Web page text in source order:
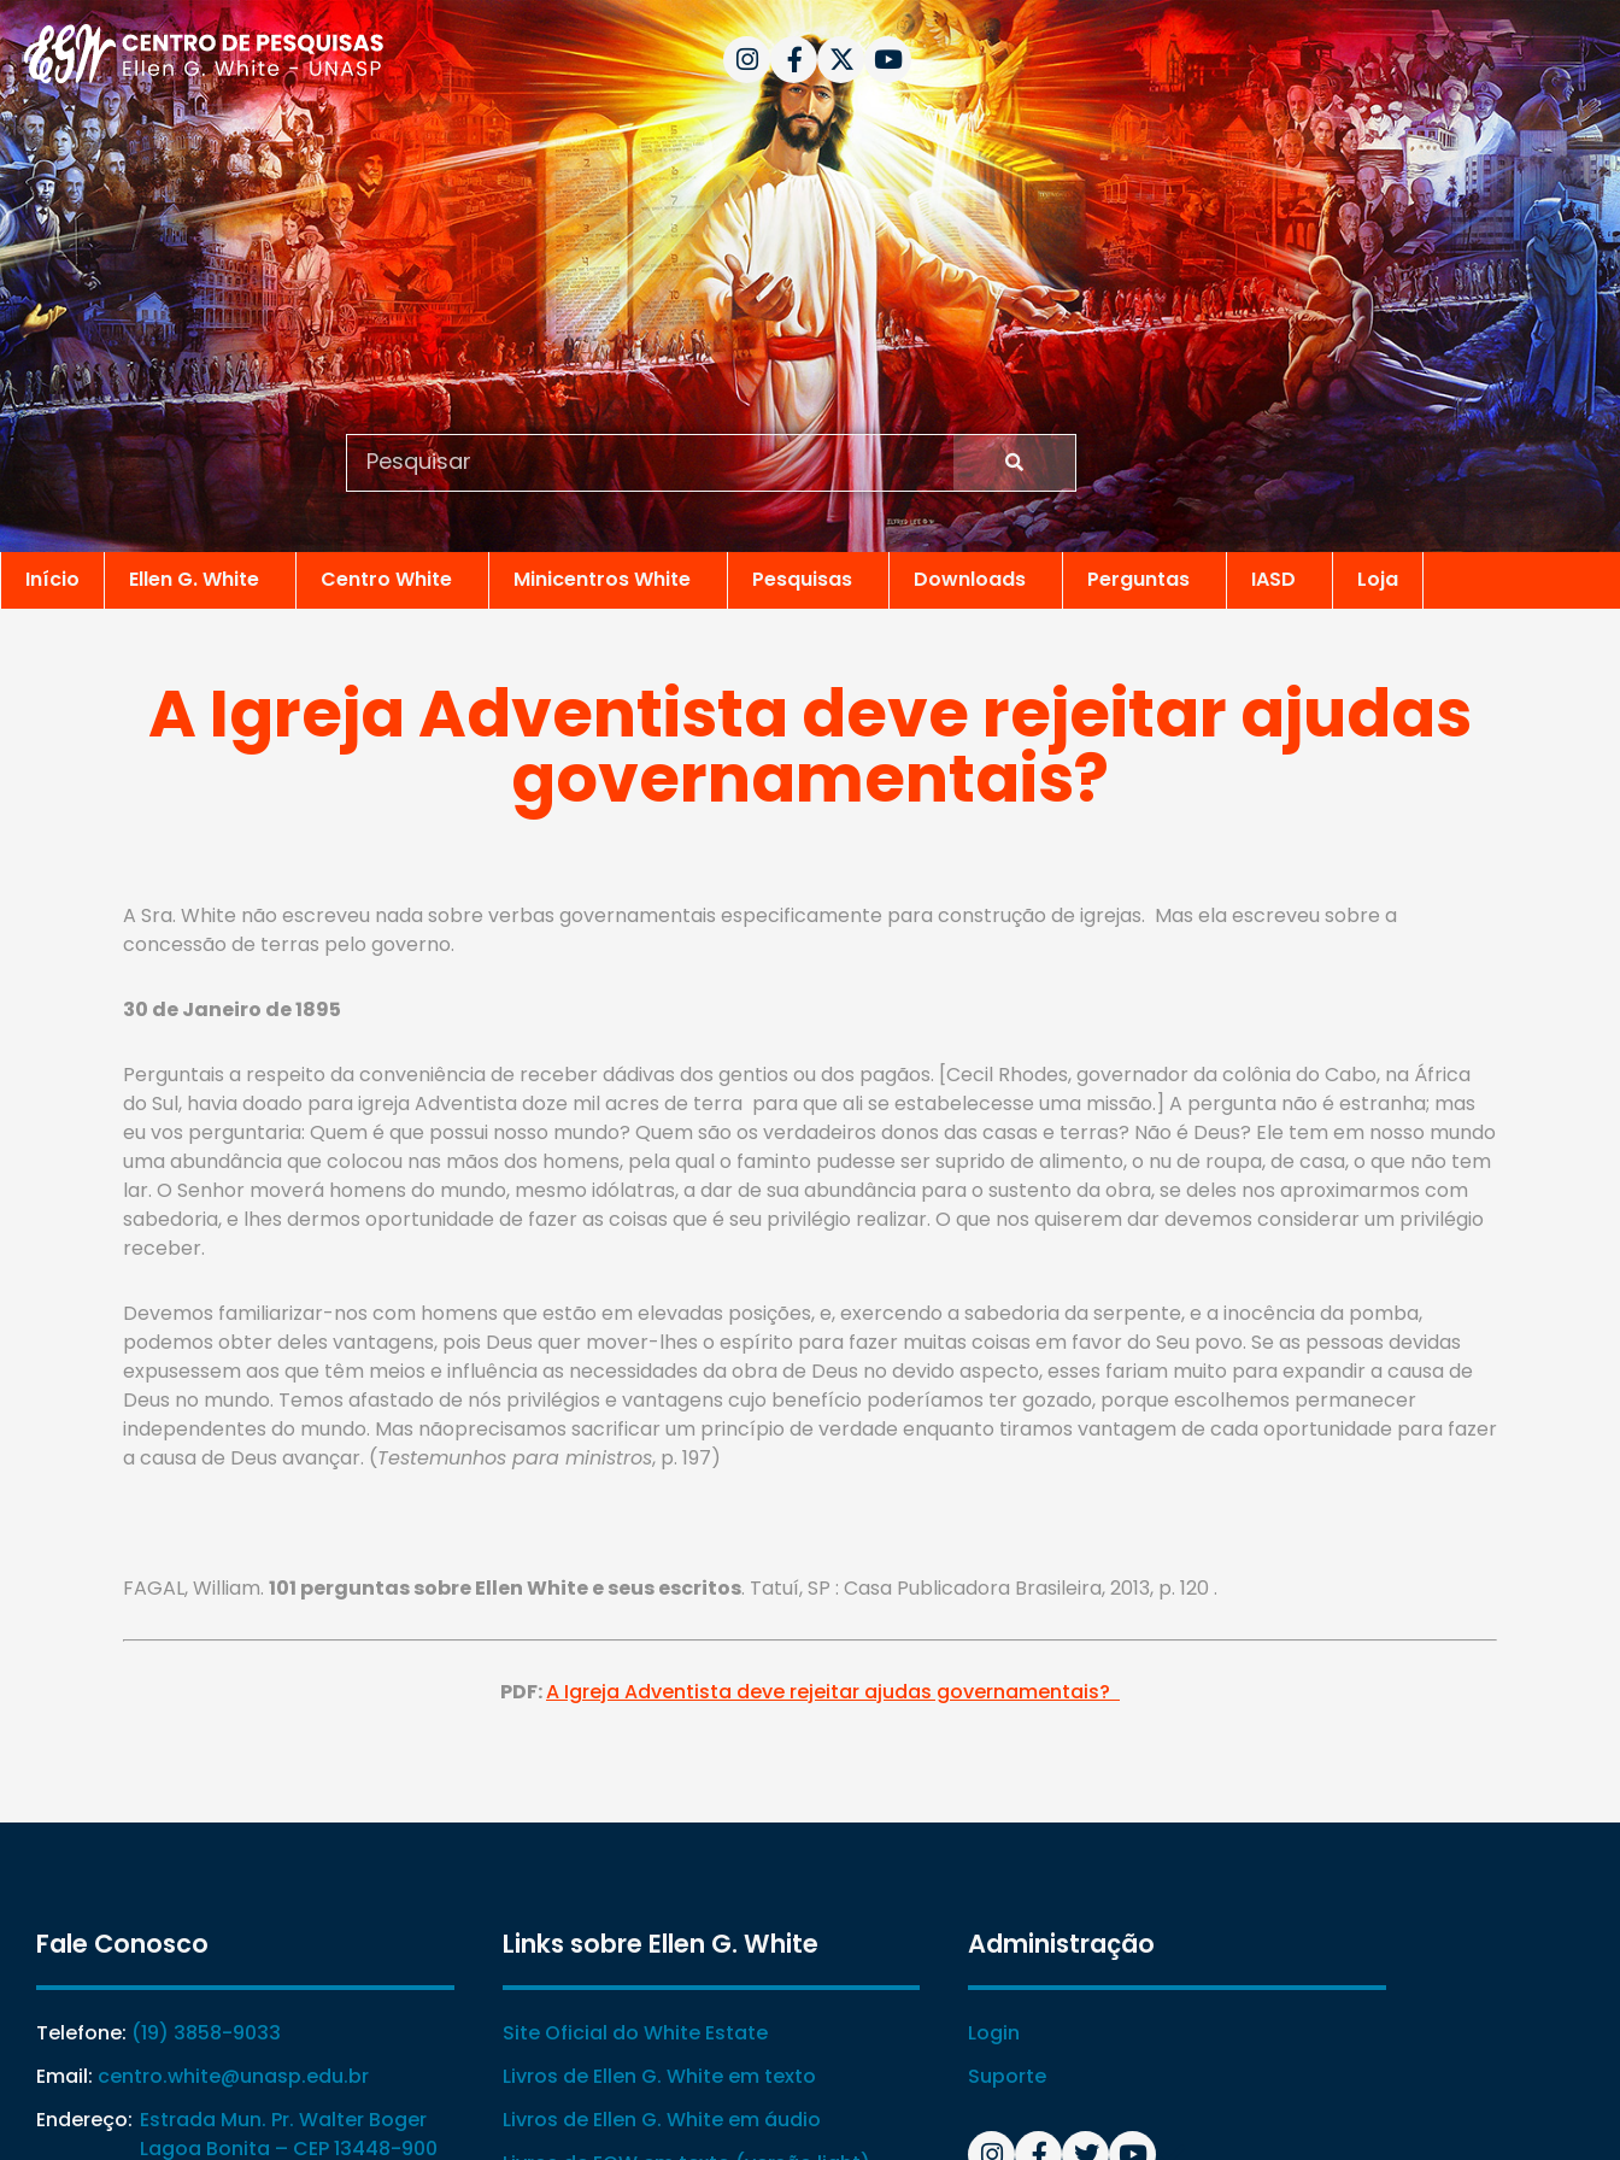
Início Ellen G. White Centro White Minicentros White Pesquisas Downloads Perguntas IASD Loja
A Igreja Adventista deve rejeitar ajudas
governamentais?
A Sra. White não escreveu nada sobre verbas governamentais especificamente para construção de igrejas. Mas ela escreveu sobre a
concessão de terras pelo governo.
30 de Janeiro de 1895
Perguntais a respeito da conveniência de receber dádivas dos gentios ou dos pagãos. [Cecil Rhodes, governador da colônia do Cabo, na África
do Sul, havia doado para igreja Adventista doze mil acres de terra para que ali se estabelecesse uma missão.] A pergunta não é estranha; mas
eu vos perguntaria: Quem é que possui nosso mundo? Quem são os verdadeiros donos das casas e terras? Não é Deus? Ele tem em nosso mundo
uma abundância que colocou nas mãos dos homens, pela qual o faminto pudesse ser suprido de alimento, o nu de roupa, de casa, o que não tem
lar. O Senhor moverá homens do mundo, mesmo idólatras, a dar de sua abundância para o sustento da obra, se deles nos aproximarmos com
sabedoria, e lhes dermos oportunidade de fazer as coisas que é seu privilégio realizar. O que nos quiserem dar devemos considerar um privilégio
receber.
Devemos familiarizar-nos com homens que estão em elevadas posições, e, exercendo a sabedoria da serpente, e a inocência da pomba,
podemos obter deles vantagens, pois Deus quer mover-lhes o espírito para fazer muitas coisas em favor do Seu povo. Se as pessoas devidas
expusessem aos que têm meios e influência as necessidades da obra de Deus no devido aspecto, esses fariam muito para expandir a causa de
Deus no mundo. Temos afastado de nós privilégios e vantagens cujo benefício poderíamos ter gozado, porque escolhemos permanecer
independentes do mundo. Mas nãoprecisamos sacrificar um princípio de verdade enquanto tiramos vantagem de cada oportunidade para fazer
a causa de Deus avançar. (Testemunhos para ministros, p. 197)
FAGAL, William. 101 perguntas sobre Ellen White e seus escritos. Tatuí, SP : Casa Publicadora Brasileira, 2013, p. 120 .
PDF:A Igreja Adventista deve rejeitar ajudas governamentais?
Fale Conosco
Telefone: (19) 3858-9033
Email: centro.white@unasp.edu.br
Endereço: Estrada Mun. Pr. Walter Boger
Lagoa Bonita – CEP 13448-900
Links sobre Ellen G. White
Site Oficial do White Estate
Livros de Ellen G. White em texto
Livros de Ellen G. White em áudio
Administração
Login
Suporte